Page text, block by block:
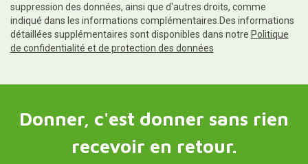
suppression des données, ainsi que d'autres droits, comme
indiqué dans les informations complémentaires.Des informations
détaillées supplémentaires sont disponibles dans notre Politique
de confidentialité et de protection des données
Donner, c'est donner sans rien
recevoir en retour.